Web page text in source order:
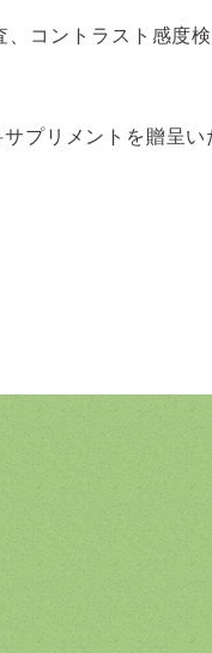
コントラスト感度
プリメントを贈呈い